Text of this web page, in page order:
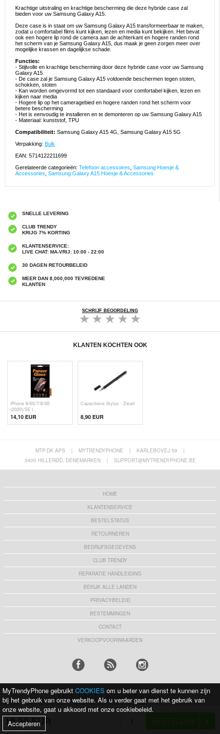
Krachtige uitstraling en krachtige bescherming die deze hybride case zal
bieden voor uw Samsung Galaxy A15.
Deze case is in staat om uw Samsung Galaxy A15 transformeerbaar te maken,
zodat u comfortabel films kunt kijken, lezen en media kunt bekijken. Het bevat
ook een hogere lip rond de camera aan de achterkant en hogere randen rond
het scherm van je Samsung Galaxy A15, dus maak je geen zorgen meer over
mogelijke krassen en dagelijkse schade.
Functies:
- Stijlvolle en krachtige bescherming door deze hybride case voor uw Samsung
Galaxy A15
- De case zal je Samsung Galaxy A15 voldoende beschermen tegen stoten,
schokken, stoten
- Kan worden omgevormd tot een standaard voor comfortabel kijken, lezen en
kijken naar media
- Hogere lip op het cameragebied en hogere randen rond het scherm voor
betere bescherming
- Het is eenvoudig te installeren en te demonteren op uw Samsung Galaxy A15
- Materiaal: kunststof, TPU
Compatibiliteit: Samsung Galaxy A15 4G, Samsung Galaxy A15 5G
Verpakking: Bulk
EAN: 5714122211699
Gerelateerde categorieën: Telefoon accessoires Samsung Hoesje &
Accessories Samsung Galaxy A15 Hoesje & Accessories
SNELLE LEVERING
CLUB TRENDY
KRIJG 7% KORTING
KLANTENSERVICE:
LIVE CHAT: MA-VRIJ: 10:00 - 22:00
30 DAGEN RETOURBELEID
MEER DAN 8,000,000 TEVREDENE
KLANTEN
SCHRIJF BEOORDELING
KLANTEN KOCHTEN OOK
iPhone 6/6S/7/8/SE
(2020)/SE (
14,10 EUR
Capacitieve Stylus - Zwart
8,90 EUR
10,30 EUR
MTP.DK APS | MYTRENDYPHONE | KARLEBOVEJ 59
|
3400 HILLERØD, DENEMARKEN
| SUPPORT@MYTRENDYPHONE.BE
HOME
KLANTENSERVICE
BESTELSTATUS
RETOURNEREN
BEDRIJFSGEGEVENS
CLUB TRENDY
REPARATIE HANDLEIDING
BEKIJK ALLE LANDEN
PRIVACYBELEID
BESTEMMINGEN
CONTACT
VERKOOPVOORWAARDEN
MET TROTS STEUNEN WIJ:
MyTrendyPhone gebruikt COOKIES om u beter van dienst te kunnen zijn
bij het gebruik van onze website. Als u verder gaat met het gebruik van
onze website, gaat u akkoord met onze cookiebeleid.
Accepteren